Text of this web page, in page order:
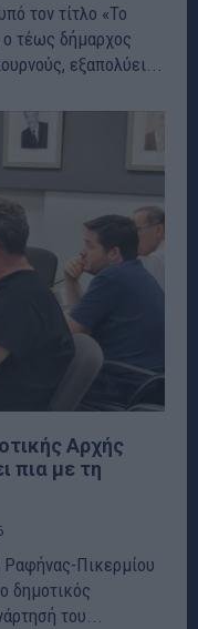
τον τίτλο «Το
ο τέως δήμαρχος
εξαπολύει...
Αρχής
πια με τη
Πικερμίου
δημοτικός
του...